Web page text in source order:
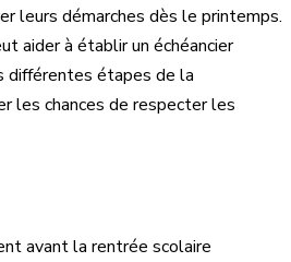
leurs démarches dès le printemps.
aider à établir un échéancier
différentes étapes de la
les chances de respecter les
avant la rentrée scolaire